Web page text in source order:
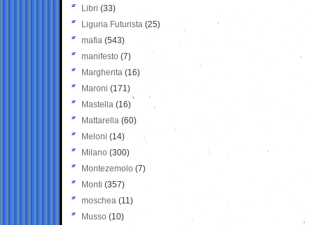
Libri (33)
Liguria Futurista (25)
mafia (543)
manifesto (7)
Margherita (16)
Maroni (171)
Mastella (16)
Mattarella (60)
Meloni (14)
Milano (300)
Montezemolo (7)
Monti (357)
moschea (11)
Musso (10)